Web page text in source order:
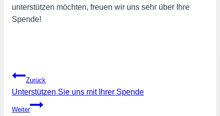
unterstützen möchten, freuen wir uns sehr über Ihre
Spende!
Beitragsnavigation
Zurück
Unterstützen Sie uns mit Ihrer Spende
Weiter